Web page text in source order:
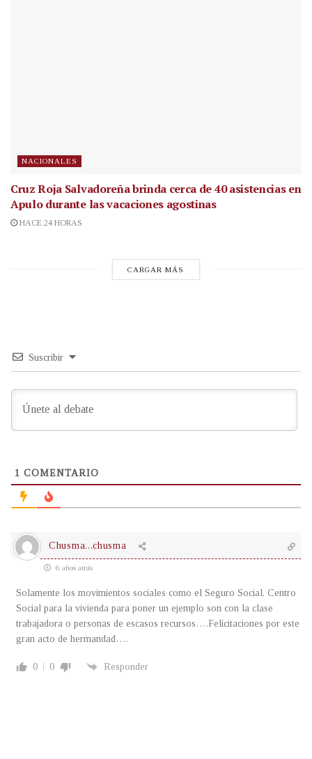
NACIONALES
Cruz Roja Salvadoreña brinda cerca de 40 asistencias en
Apulo durante las vacaciones agostinas
HACE 24 HORAS
CARGAR MÁS
Suscribir
1 COMENTARIO
Chusma...chusma
6 años atrás
Solamente los movimientos sociales como el Seguro Social, Centro
Social para la vivienda para poner un ejemplo son con la clase
trabajadora o personas de escasos recursos….Felicitaciones por este
gran acto de hermandad….
0 0 Responder